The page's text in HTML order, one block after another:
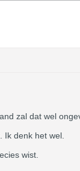
zal dat wel
Ik denk het wel.
wist.